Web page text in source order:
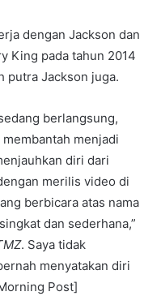
dengan Jackson dan
King pada tahun 2014
putra Jackson juga.
berlangsung,
menjadi
diri dari
merilis video di
berbicara atas nama
dan sederhana,”
. Saya tidak
menyatakan diri
Post]